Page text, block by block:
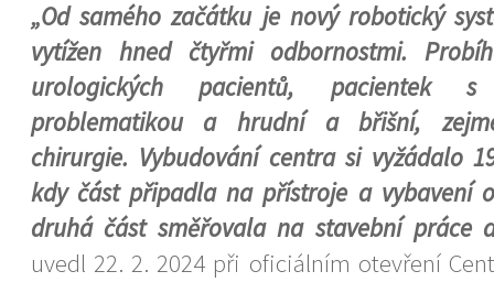
„Od samého začátku je nový robotický
vytížen hned čtyřmi odbornostmi.
urologických pacientů, pacientek s
problematikou a hrudní a břišní,
chirurgie. Vybudování centra si vyžádalo
kdy část připadla na přístroje a vybavení
druhá část směřovala na stavební práce
uvedl 22. 2. 2024 při oficiálním otevření